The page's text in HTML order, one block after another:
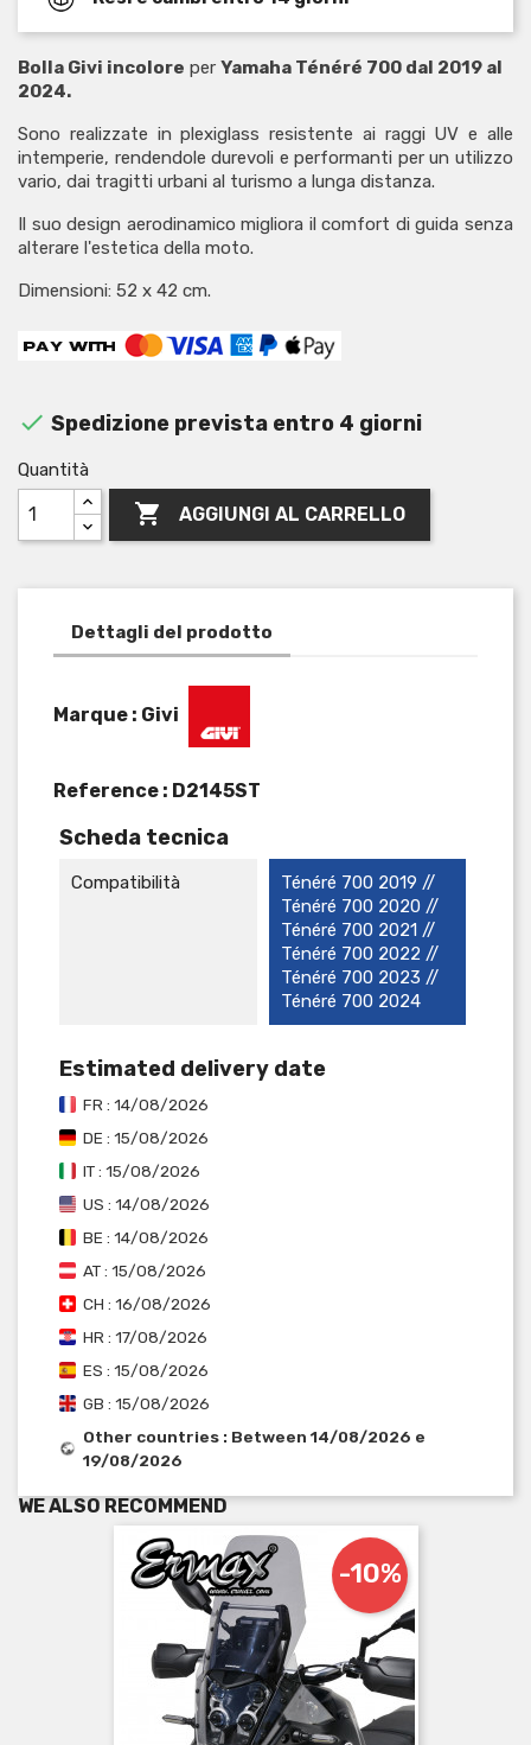
Bolla Givi incolore per Yamaha Ténéré 700 dal 2019 al
2024.
Sono realizzate in plexiglass resistente ai raggi UV e alle
intemperie, rendendole durevoli e performanti per un utilizzo
vario, dai tragitti urbani al turismo a lunga distanza.
Il suo design aerodinamico migliora il comfort di guida senza
alterare l'estetica della moto.
Dimensioni: 52 x 42 cm.
 Spedizione prevista entro 4 giorni
Quantità
 AGGIUNGI AL CARRELLO
Dettagli del prodotto
Marque : Givi
Reference : D2145ST
Scheda tecnica
Compatibilità
Ténéré 700 2019 //
Ténéré 700 2020 //
Ténéré 700 2021 //
Ténéré 700 2022 //
Ténéré 700 2023 //
Ténéré 700 2024
Estimated delivery date
FR : 14/08/2026
DE : 15/08/2026
IT : 15/08/2026
US : 14/08/2026
BE : 14/08/2026
AT : 15/08/2026
CH : 16/08/2026
HR : 17/08/2026
ES : 15/08/2026
GB : 15/08/2026
Other countries : Between 14/08/2026 e
19/08/2026
WE ALSO RECOMMEND
-10%